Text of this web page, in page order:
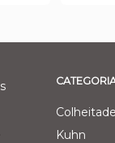
Kuhn